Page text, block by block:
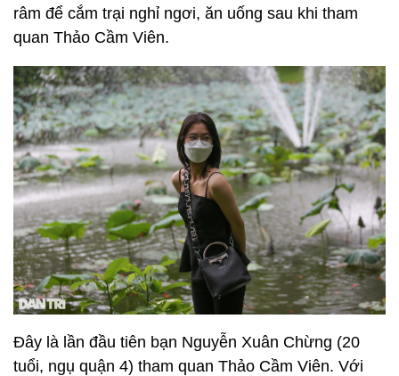
râm để cắm trại nghỉ ngơi, ăn uống sau khi tham
quan Thảo Cầm Viên.
Đây là lần đầu tiên bạn Nguyễn Xuân Chừng (20
tuổi, ngụ quận 4) tham quan Thảo Cầm Viên. Với